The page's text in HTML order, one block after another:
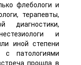
флебологи и
терапевты,
диагностики,
и
иной степени
патологиями
прошла в